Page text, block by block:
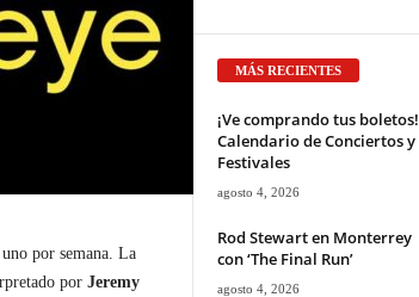
por semana. La
por Jeremy
MÁS RECIENTES
¡Ve comprando tus boletos!
Calendario de Conciertos y
Festivales
agosto 4, 2026
Rod Stewart en Monterrey
con ‘The Final Run’
agosto 4, 2026